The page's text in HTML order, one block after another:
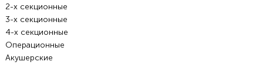
2-х секционные
3-х секционные
4-х секционные
Операционные
Акушерские